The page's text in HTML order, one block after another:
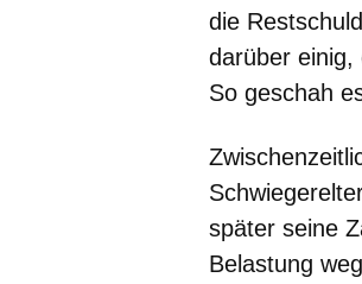
die
darüber einig,
So geschah
später seine
Belastung